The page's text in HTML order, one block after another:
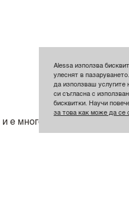
е много удобна.
Alessa използва
улеснят в
да използваш услугите
си съгласна с
бисквитки. Научи
за това как може да се